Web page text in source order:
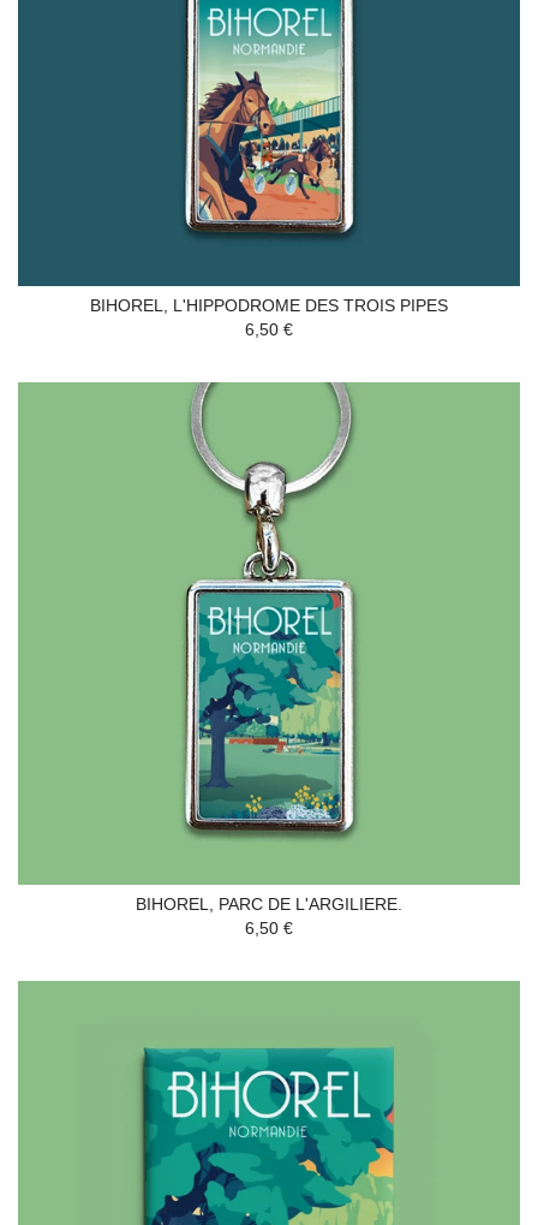
BIHOREL, L'HIPPODROME DES TROIS PIPES
6,50 €
BIHOREL, PARC DE L'ARGILIERE.
6,50 €